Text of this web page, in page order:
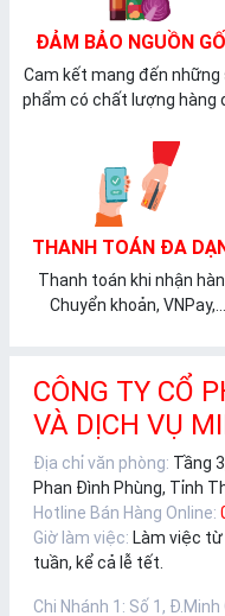
ĐẢM BẢO NGUỒN
Cam kết mang đến những
phẩm có chất lượng hàng
THANH TOÁN ĐA
Thanh toán khi nhận
Chuyển khoản, VNPay,...
CÔNG TY CỔ
VÀ DỊCH VỤ
Địa chỉ văn phòng: Tầng
Phan Đình Phùng, Tỉnh
Hotline Bán Hàng Online:
Giờ làm việc: Làm việc
tuần, kể cả lễ tết.
Chi Nhánh 1 : Số 1,